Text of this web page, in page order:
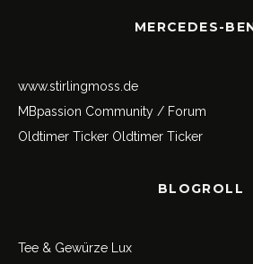
MERCEDES-
www.stirlingmoss.de
MBpassion Community / Forum
Oldtimer Ticker Oldtimer Ticker
BLOGROLL
Tee & Gewürze Lux